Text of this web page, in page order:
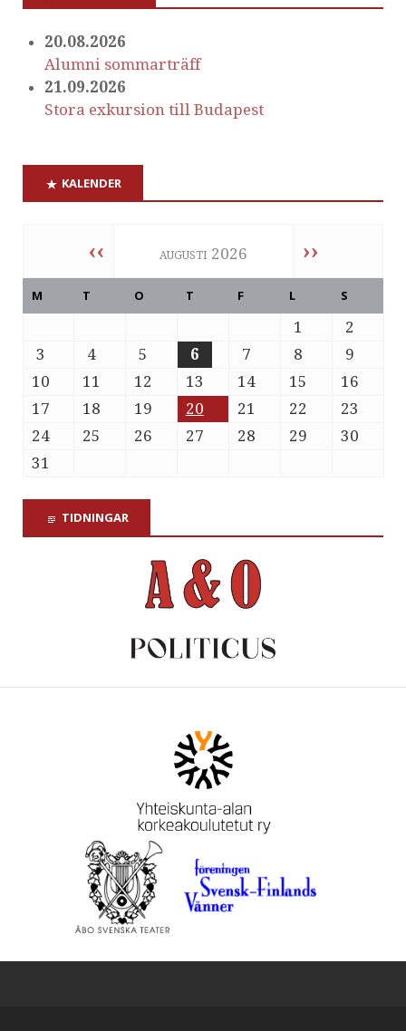
20.08.2026
Alumni sommarträff
21.09.2026
Stora exkursion till Budapest
KALENDER
‹‹ augusti 2026 ››
M T O T F L S
1
2
3
4 5 6 7 8
9
10
11 12 13 14 15
16
17
18 19 20 21 22
23
24
25 26 27 28 29
30
31
TIDNINGAR